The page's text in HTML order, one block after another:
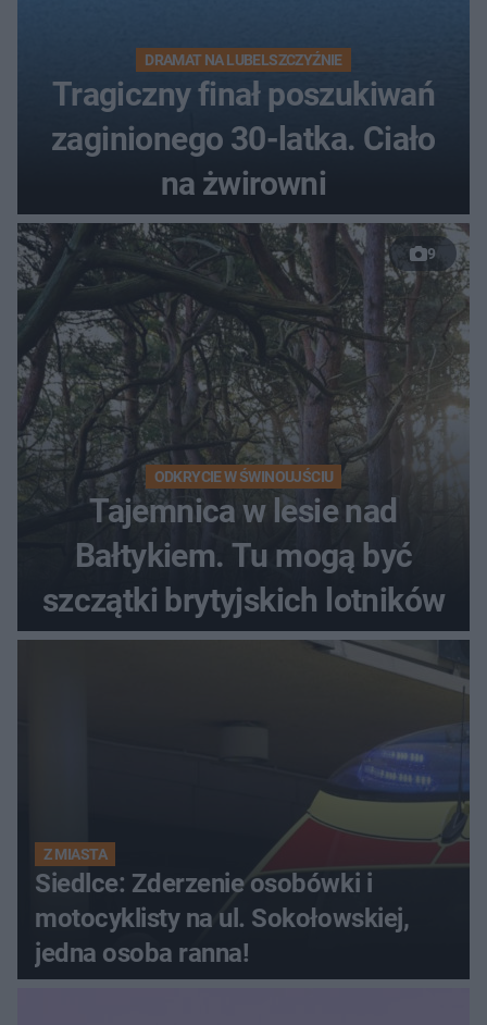
DRAMAT NA LUBELSZCZYŹNIE
Tragiczny finał poszukiwań
zaginionego 30-latka. Ciało
na żwirowni
9
ODKRYCIE W ŚWINOUJŚCIU
Tajemnica w lesie nad
Bałtykiem. Tu mogą być
szczątki brytyjskich lotników
Z MIASTA
Siedlce: Zderzenie osobówki i
motocyklisty na ul. Sokołowskiej,
jedna osoba ranna!